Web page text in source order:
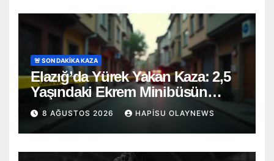
🚨 SON DAKİKA KAZA
Elazığ’da Yürek Yakan Kaza: 2,5
Yaşındaki Ekrem Minibüsün
Altında Can Verdi
8 AĞUSTOS 2026 HAPISU OLAYNEWS